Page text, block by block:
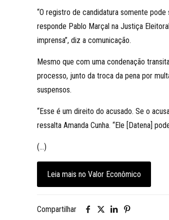
“O registro de candidatura somente
responde Pablo Marçal na Justiça
imprensa”, diz a comunicação.
Mesmo que com uma condenação
processo, junto da troca da pena por
suspensos.
“Esse é um direito do acusado. Se o
ressalta Amanda Cunha. “Ele [Datena]
(…)
Leia mais no Valor Econômico
Compartilhar